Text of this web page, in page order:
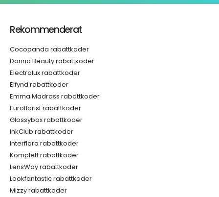
Rekommenderat
Cocopanda rabattkoder
Donna Beauty rabattkoder
Electrolux rabattkoder
Elfynd rabattkoder
Emma Madrass rabattkoder
Euroflorist rabattkoder
Glossybox rabattkoder
InkClub rabattkoder
Interflora rabattkoder
Komplett rabattkoder
LensWay rabattkoder
Lookfantastic rabattkoder
Mizzy rabattkoder